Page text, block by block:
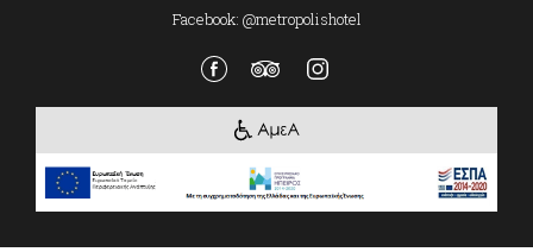
Facebook: @metropolishotel